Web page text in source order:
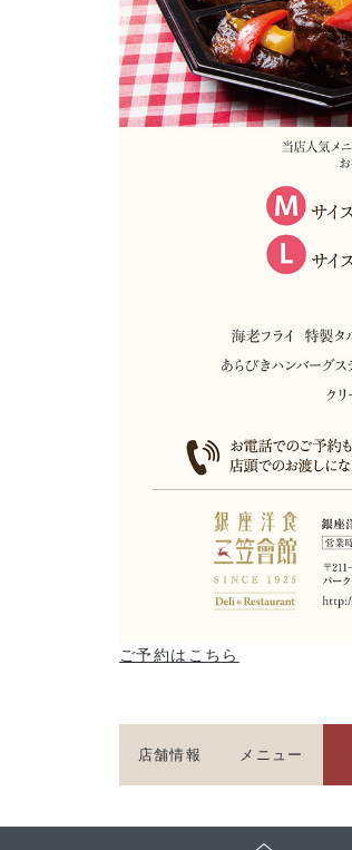
ご予約はこちら
店舗情報 メニュー